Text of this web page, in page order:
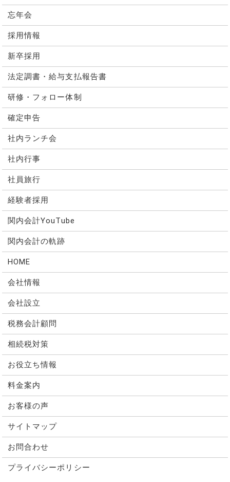
忘年会
採用情報
新卒採用
法定調書・給与支払報告書
研修・フォロー体制
確定申告
社内ランチ会
社内行事
社員旅行
経験者採用
関内会計YouTube
関内会計の軌跡
HOME
会社情報
会社設立
税務会計顧問
相続税対策
お役立ち情報
料金案内
お客様の声
サイトマップ
お問合わせ
プライバシーポリシー